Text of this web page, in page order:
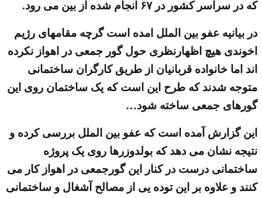
که در سراسر کشور در ۶۷ انجام شده از بین می رود.
در بیانیه عفو بین الملل امده است گرچه مقامهای رژیم
اخوندی هیچ اظهارنظری حول گور جمعی در اهواز نکرده
اند اما خانواده قربانیان از طریق کارگران ساختمانی
متوجه شدند که طرح این است که یک ساختمان روی این
گورهای جمعی ساخته شود…
این گزارش آمده است که عفو بین الملل بررسی کرده و
نتیجه نشان می دهد که بولدوزرها روی یک پروژه
ساختمانی درست در کنار این گورجمعی در اهواز کار می
کنند و علاوه بر این توده یی از مصالح آشغال و ساختمانی